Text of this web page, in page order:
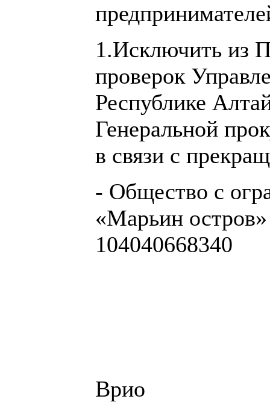
1.Исключить из
проверок
Республике
Генеральной
в связи с
- Общество с
«Марьин
104040668340
Врио